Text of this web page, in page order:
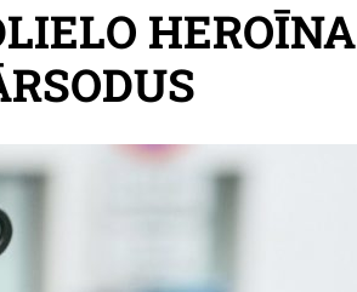
HEROĪNA